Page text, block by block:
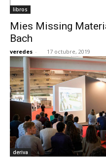
libros
Mies Missing
Bach
veredes - 17 octubre, 2019
deriva